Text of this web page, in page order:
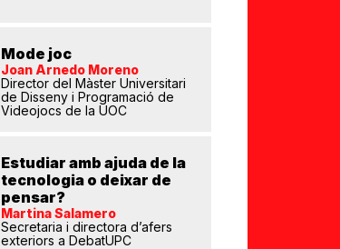
Mode joc
Joan Arnedo Moreno
Director del Màster Universitari
de Disseny i Programació de
Videojocs de la UOC
Estudiar amb ajuda de la
tecnologia o deixar de
pensar?
Martina Salamero
Secretaria i directora d’afers
exteriors a DebatUPC